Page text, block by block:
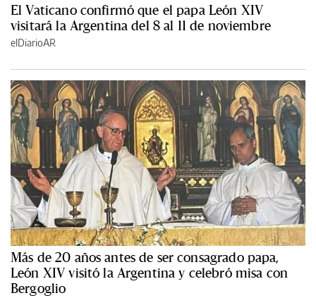
El Vaticano confirmó que el papa León XIV
visitará la Argentina del 8 al 11 de noviembre
elDiarioAR
Más de 20 años antes de ser consagrado papa,
León XIV visitó la Argentina y celebró misa con
Bergoglio